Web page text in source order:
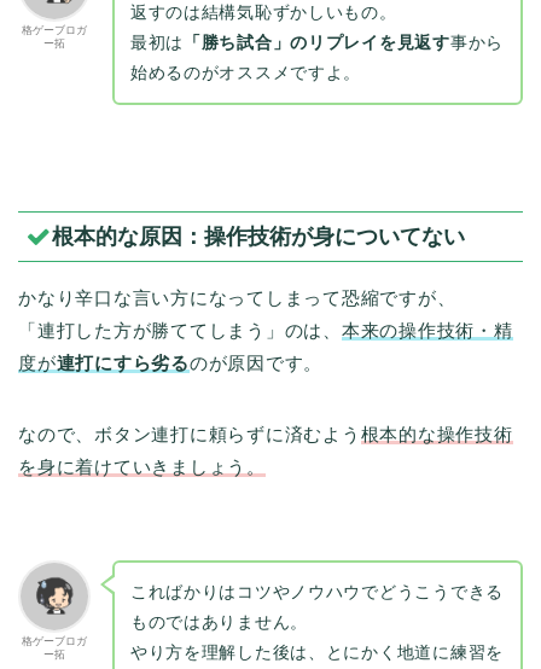
格ゲーブロガ
ー拓
返すのは結構気恥ずかしいもの。
最初は
「勝ち試合」のリプレイを見返す事から
始めるのがオススメですよ。
根本的な原因：操作技術が身についてない
かなり辛口な言い方になってしまって恐縮ですが、
「連打した方が勝ててしまう」のは、 本来の操作技術・精
度が連打にすら劣るのが原因です。
なので、ボタン連打に頼らずに済むよう 根本的な操作技術
を身に着けていきましょう。
格ゲーブロガ
ー拓
こればかりはコツやノウハウでどうこうできる
ものではありません。
やり方を理解した後は、とにかく地道に練習を